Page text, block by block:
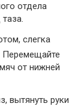
отдела
слегка
Перемещайте
от нижней
вытянуть руки